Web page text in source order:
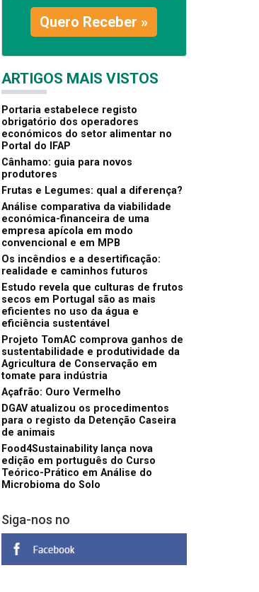
Quero Receber »
ARTIGOS MAIS VISTOS
Portaria estabelece registo
obrigatório dos operadores
económicos do setor alimentar no
Portal do IFAP
Cânhamo: guia para novos
produtores
Frutas e Legumes: qual a diferença?
Análise comparativa da viabilidade
económica-financeira de uma
empresa apícola em modo
convencional e em MPB
Os incêndios e a desertificação:
realidade e caminhos futuros
Estudo revela que culturas de frutos
secos em Portugal são as mais
eficientes no uso da água e
eficiência sustentável
Projeto TomAC comprova ganhos de
sustentabilidade e produtividade da
Agricultura de Conservação em
tomate para indústria
Açafrão: Ouro Vermelho
DGAV atualizou os procedimentos
para o registo da Detenção Caseira
de animais
Food4Sustainability lança nova
edição em português do Curso
Teórico-Prático em Análise do
Microbioma do Solo
Siga-nos no